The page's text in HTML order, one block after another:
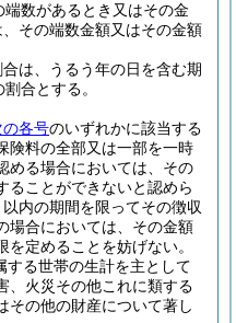
数があるとき又はその金
その端数金額又はその金額
は、うるう年の日を含む期
合とする。
の各号のいずれかに該当する
険料の全部又は一部を一時
める場合においては、その
ることができないと認めら
内の期間を限ってその徴収
場合においては、その金額
定めることを妨げない。
する世帯の生計を主として
、火災その他これに類する
その他の財産について著し